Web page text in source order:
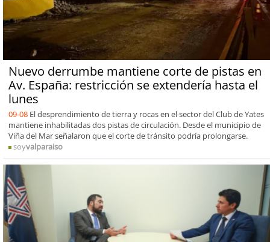
Nuevo derrumbe mantiene corte de pistas en
Av. España: restricción se extendería hasta el
lunes
09-08 El desprendimiento de tierra y rocas en el sector del Club de Yates
mantiene inhabilitadas dos pistas de circulación. Desde el municipio de
Viña del Mar señalaron que el corte de tránsito podría prolongarse.
soyvalparaiso